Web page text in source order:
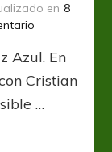
en 8
Caraglio
advierte
deseo
Azul. En
Cristian
…